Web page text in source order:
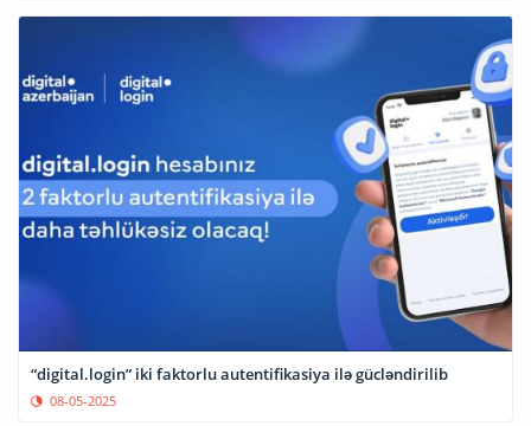
“digital.login” iki faktorlu autentifikasiya ilə gücləndirilib
08-05-2025